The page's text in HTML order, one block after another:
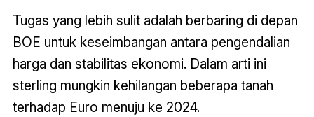
Tugas yang lebih sulit adalah berbaring di depan
BOE untuk keseimbangan antara pengendalian
harga dan stabilitas ekonomi. Dalam arti ini
sterling mungkin kehilangan beberapa tanah
terhadap Euro menuju ke 2024.